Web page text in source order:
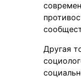
Другая